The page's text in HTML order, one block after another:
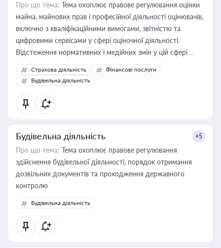
Про що тема: Тема охоплює правове регулювання оцінки
майна, майнових прав і професійної діяльності оцінювачів,
включно з кваліфікаційними вимогами, звітністю та
цифровими сервісами у сфері оціночної діяльності.
Відстеження нормативних і медійних змін у цій сфері
корисне для власника бізнесу, керівника, юриста або
бухгалтера під час оподаткування, приватизації, оренди
державного майна, корпоративних угод і перевірки
статусу суб'єктів оціночної діяльності
Страхова діяльність
Фінансові послуги
Будівельна діяльність
Будівельна діяльність +5
Про що тема: Тема охоплює правове регулювання
здійснення будівельної діяльності, порядок отримання
дозвільних документів та проходження державного
контролю
Будівельна діяльність